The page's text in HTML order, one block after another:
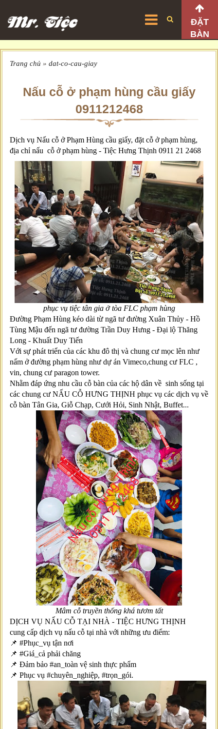
ĐẶT
BÀN
Trang chủ » dat-co-cau-giay
Nấu cỗ ở phạm hùng cầu giấy
0911212468
Dịch vụ Nấu cỗ ở Phạm Hùng cầu giấy, đặt cỗ ở phạm hùng,
địa chỉ nấu cỗ ở phạm hùng - Tiệc Hưng Thịnh 0911 21 2468
phục vụ tiệc tân gia ở tòa FLC phạm hùng
Đường Phạm Hùng kéo dài từ ngã tư đường Xuân Thủy - Hồ
Tùng Mậu đến ngã tư đường Trần Duy Hưng - Đại lộ Thăng
Long - Khuất Duy Tiến
Với sự phát triển của các khu đô thị và chung cư mọc lên như
nấm ở đường phạm hùng như dự án Vimeco,chung cư FLC ,
vin, chung cư paragon tower.
Nhằm đáp ứng nhu cầu cỗ bàn của các hộ dân về sinh sống tại
các chung cư NẤU CỖ HƯNG THỊNH phục vụ các dịch vụ về
cỗ bàn Tân Gia, Giỗ Chạp, Cưới Hỏi, Sinh Nhật, Buffet...
Mâm cỗ truyền thống khá tươm tất
DỊCH VỤ NẤU CỖ TẠI NHÀ - TIỆC HƯNG THỊNH
cung cấp dịch vụ nấu cỗ tại nhà với những ưu điểm:
📌 #Phục_vụ tận nơi
📌 #Giá_cả phải chăng
📌 Đảm bảo #an_toàn vệ sinh thực phẩm
📌 Phục vụ #chuyên_nghiệp, #trọn_gói.